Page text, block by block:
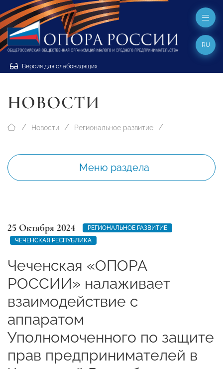
Версия для слабовидящих
RU
НОВОСТИ
Новости Региональное развитие
Меню раздела
25 Октября 2024
РЕГИОНАЛЬНОЕ РАЗВИТИЕ
ЧЕЧЕНСКАЯ РЕСПУБЛИКА
Чеченская «ОПОРА
РОССИИ» налаживает
взаимодействие с
аппаратом
Уполномоченного по защите
прав предпринимателей в